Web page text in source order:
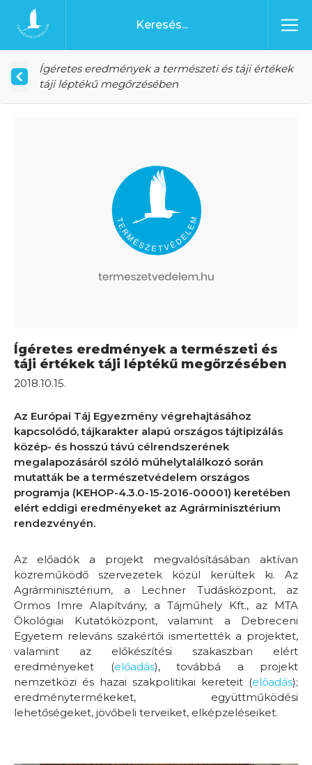
Ugrás a tartalomhoz
Főoldal
Ígéretes eredmények a természeti és táji értékek
táji léptékű megőrzésében
Ígéretes eredmények a természeti és
táji értékek táji léptékű megőrzésében
2018.10.15.
Az Európai Táj Egyezmény végrehajtásához
kapcsolódó, tájkarakter alapú országos tájtipizálás
közép- és hosszú távú célrendszerének
megalapozásáról szóló műhelytalálkozó során
mutatták be a természetvédelem országos
programja (KEHOP-4.3.0-15-2016-00001) keretében
elért eddigi eredményeket az Agrárminisztérium
rendezvényén.
Az előadók a projekt megvalósításában aktívan
közreműködő szervezetek közül kerültek ki. Az
Agrárminisztérium, a Lechner Tudásközpont, az
Ormos Imre Alapítvány, a Tájműhely Kft., az MTA
Ökológiai Kutatóközpont, valamint a Debreceni
Egyetem releváns szakértői ismertették a projektet,
valamint az előkészítési szakaszban elért
eredményeket (előadás), továbbá a projekt
nemzetközi és hazai szakpolitikai kereteit (előadás);
eredménytermékeket, együttműködési
lehetőségeket, jövőbeli terveiket, elképzeléseiket.